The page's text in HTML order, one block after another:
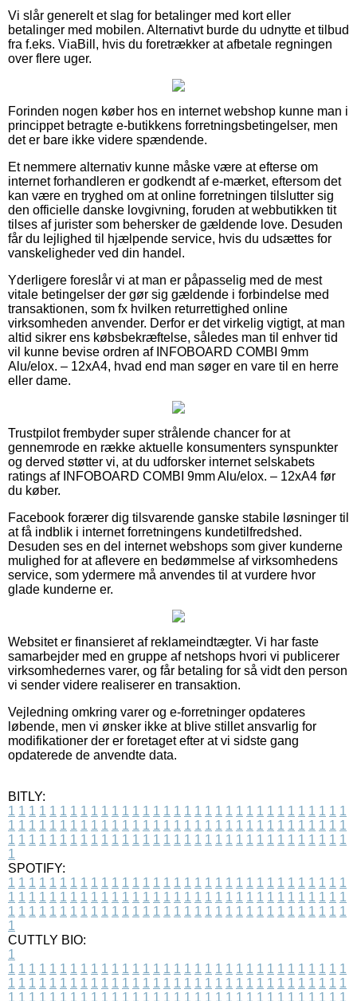
Vi slår generelt et slag for betalinger med kort eller
betalinger med mobilen. Alternativt burde du udnytte et tilbud
fra f.eks. ViaBill, hvis du foretrækker at afbetale regningen
over flere uger.
Forinden nogen køber hos en internet webshop kunne man i
princippet betragte e-butikkens forretningsbetingelser, men
det er bare ikke videre spændende.
Et nemmere alternativ kunne måske være at efterse om
internet forhandleren er godkendt af e-mærket, eftersom det
kan være en tryghed om at online forretningen tilslutter sig
den officielle danske lovgivning, foruden at webbutikken tit
tilses af jurister som behersker de gældende love. Desuden
får du lejlighed til hjælpende service, hvis du udsættes for
vanskeligheder ved din handel.
Yderligere foreslår vi at man er påpasselig med de mest
vitale betingelser der gør sig gældende i forbindelse med
transaktionen, som fx hvilken returrettighed online
virksomheden anvender. Derfor er det virkelig vigtigt, at man
altid sikrer ens købsbekræftelse, således man til enhver tid
vil kunne bevise ordren af INFOBOARD COMBI 9mm
Alu/elox. – 12xA4, hvad end man søger en vare til en herre
eller dame.
Trustpilot frembyder super strålende chancer for at
gennemrode en række aktuelle konsumenters synspunkter
og derved støtter vi, at du udforsker internet selskabets
ratings af INFOBOARD COMBI 9mm Alu/elox. – 12xA4 før
du køber.
Facebook forærer dig tilsvarende ganske stabile løsninger til
at få indblik i internet forretningens kundetilfredshed.
Desuden ses en del internet webshops som giver kunderne
mulighed for at aflevere en bedømmelse af virksomhedens
service, som ydermere må anvendes til at vurdere hvor
glade kunderne er.
Websitet er finansieret af reklameindtægter. Vi har faste
samarbejder med en gruppe af netshops hvori vi publicerer
virksomhedernes varer, og får betaling for så vidt den person
vi sender videre realiserer en transaktion.
Vejledning omkring varer og e-forretninger opdateres
løbende, men vi ønsker ikke at blive stillet ansvarlig for
modifikationer der er foretaget efter at vi sidste gang
opdaterede de anvendte data.
BITLY:
1 1 1 1 1 1 1 1 1 1 1 1 1 1 1 1 1 1 1 1 1 1 1 1 1 1 1 1 1 1 1 1 1
1 1 1 1 1 1 1 1 1 1 1 1 1 1 1 1 1 1 1 1 1 1 1 1 1 1 1 1 1 1 1 1 1
1 1 1 1 1 1 1 1 1 1 1 1 1 1 1 1 1 1 1 1 1 1 1 1 1 1 1 1 1 1 1 1 1
1
SPOTIFY:
1 1 1 1 1 1 1 1 1 1 1 1 1 1 1 1 1 1 1 1 1 1 1 1 1 1 1 1 1 1 1 1 1
1 1 1 1 1 1 1 1 1 1 1 1 1 1 1 1 1 1 1 1 1 1 1 1 1 1 1 1 1 1 1 1 1
1 1 1 1 1 1 1 1 1 1 1 1 1 1 1 1 1 1 1 1 1 1 1 1 1 1 1 1 1 1 1 1 1
1
CUTTLY BIO:
1
1 1 1 1 1 1 1 1 1 1 1 1 1 1 1 1 1 1 1 1 1 1 1 1 1 1 1 1 1 1 1 1 1
1 1 1 1 1 1 1 1 1 1 1 1 1 1 1 1 1 1 1 1 1 1 1 1 1 1 1 1 1 1 1 1 1
1 1 1 1 1 1 1 1 1 1 1 1 1 1 1 1 1 1 1 1 1 1 1 1 1 1 1 1 1 1 1 1 1